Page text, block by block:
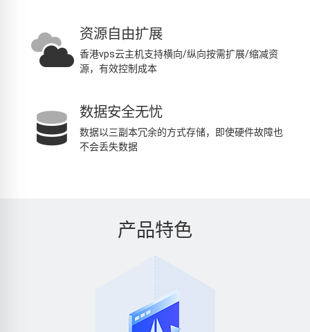
资源自由扩展
香港vps云主机支持横向/纵向按需扩展/缩减资
源，有效控制成本
数据安全无忧
数据以三副本冗余的方式存储，即使硬件故障也
不会丢失数据
产品特色